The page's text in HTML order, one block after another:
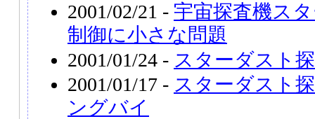
2001/02/21 - 宇宙探査機ス
制御に小さな問題
2001/01/24 - スターダスト
2001/01/17 - スターダスト
ングバイ